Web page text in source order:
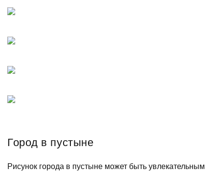
Город в пустыне
Рисунок города в пустыне может быть увлекательным